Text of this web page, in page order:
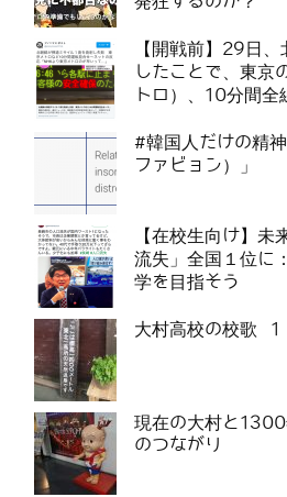
【開戦前】29日
したことで、東京
トロ）、10分間全
#韓国人だけの精
ファビョン）」
【在校生向け】未
流失」全国１位に
学を目指そう
大村高校の校歌 1
現在の大村と1300
のつながり